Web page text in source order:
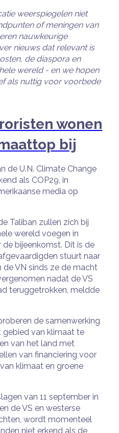
weerspiegelen niet
of meningen van
nauwkeurige
nieuws dat relevant is
de diaspora en
wereld - en we hopen
als nuttig voor voorbede
wonen
bij
de U.N. Climate Change
als COP29, in
media op
Taliban zullen zich bij
wereld voegen in
bijeenkomst. Dit is de
stuurt naar
VN sinds ze de macht
nadat de VS
teruggetrokken, meldde
de samenwerking
van klimaat te
van het land met
van financiering voor
klimaat en groene
van 11 september in
de VS en westerse
wordt momenteel
niet erkend als de